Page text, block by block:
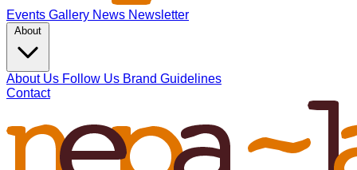
Events Gallery News Newsletter
About Us Follow Us Brand Guidelines
Contact